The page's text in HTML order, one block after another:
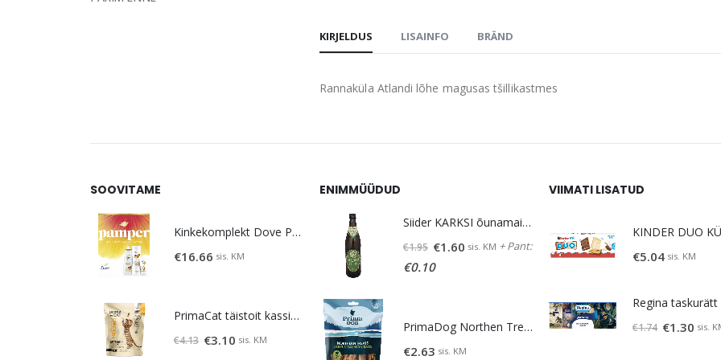
KIRJELDUS LISAINFO BRÄND
Rannaküla Atlandi lõhe magusas tšillikastmes
SOOVITAME
Kinkekomplekt Dove Pamper
€16.66 sis. KM
PrimaCat täistoit kassipoegadele kanalihaga 400g
€4.13 Algne
€3.10 Praegune
sis. KM
ENIMMÜÜDUD
Siider KARKSI õunamaits. 5% vol 0,5 L
€1.95 Algne
hind
€1.60 Praegune
sis. KM + Pant:
€0.10
PrimaDog Northen Treats maius lambaliha-lõhe 80g
€2.63 sis. KM
VIIMATI LISATUD
€5.04 sis. KM
€1.74 Algne
€1.30 sis.